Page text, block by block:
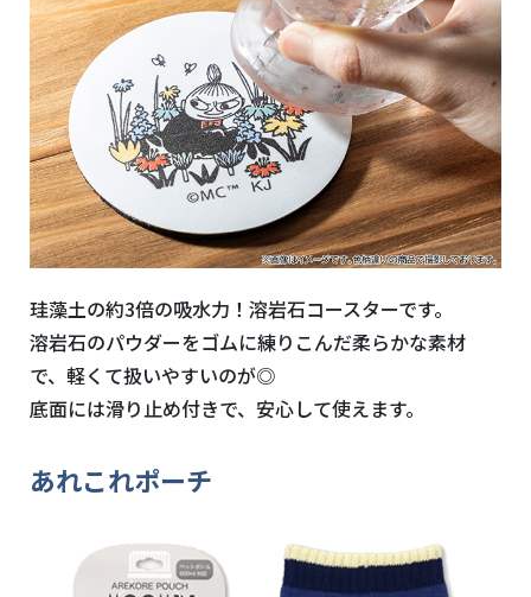
珪藻土の約3倍の吸水力！溶岩石コースターです。
溶岩石のパウダーをゴムに練りこんだ柔らかな素材
で、軽くて扱いやすいのが◎
底面には滑り止め付きで、安心して使えます。
あれこれポーチ